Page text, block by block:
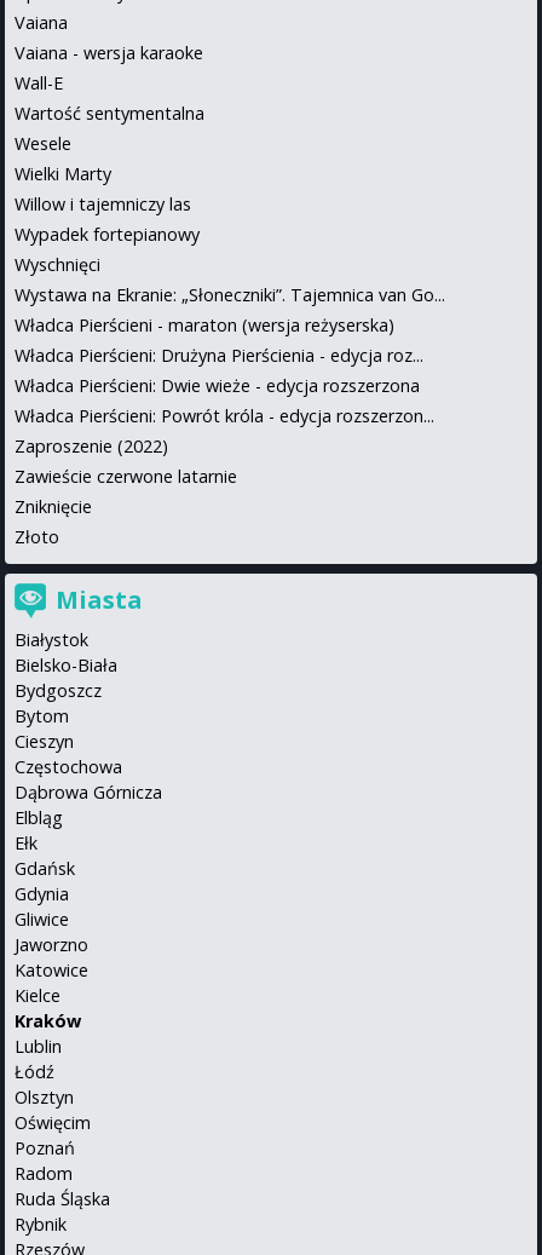
Vaiana
Vaiana - wersja karaoke
Wall-E
Wartość sentymentalna
Wesele
Wielki Marty
Willow i tajemniczy las
Wypadek fortepianowy
Wyschnięci
Wystawa na Ekranie: „Słoneczniki”. Tajemnica van Go...
Władca Pierścieni - maraton (wersja reżyserska)
Władca Pierścieni: Drużyna Pierścienia - edycja roz...
Władca Pierścieni: Dwie wieże - edycja rozszerzona
Władca Pierścieni: Powrót króla - edycja rozszerzon...
Zaproszenie (2022)
Zawieście czerwone latarnie
Zniknięcie
Złoto
Miasta
Białystok
Bielsko-Biała
Bydgoszcz
Bytom
Cieszyn
Częstochowa
Dąbrowa Górnicza
Elbląg
Ełk
Gdańsk
Gdynia
Gliwice
Jaworzno
Katowice
Kielce
Kraków
Lublin
Łódź
Olsztyn
Oświęcim
Poznań
Radom
Ruda Śląska
Rybnik
Rzeszów